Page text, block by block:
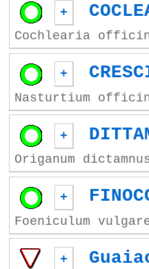
+
Cochlearia
+
Nasturtium
+
Origanum
+
Foeniculum
+